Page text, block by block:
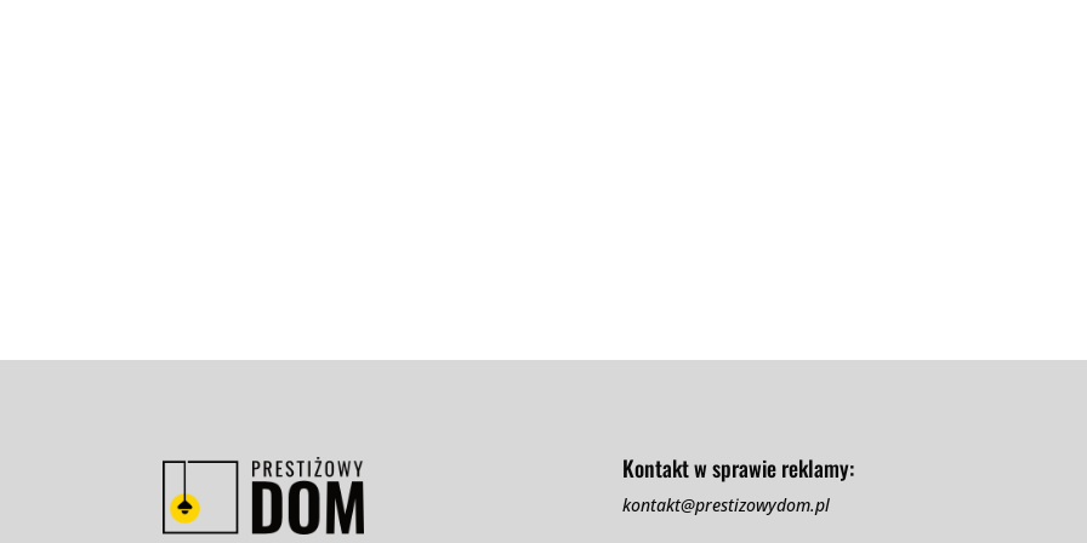
Kontakt w sprawie reklamy:
kontakt@prestizowydom.pl